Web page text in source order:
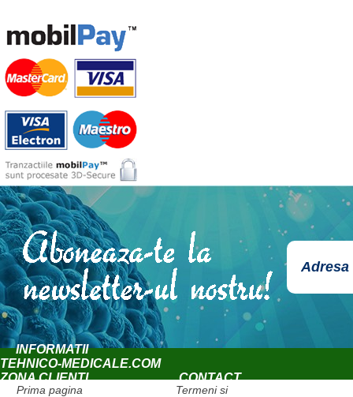
INFORMATII
TEHNICO-MEDICALE.COM
ZONA CLIENTI
CONTACT
Prima pagina
Termeni si